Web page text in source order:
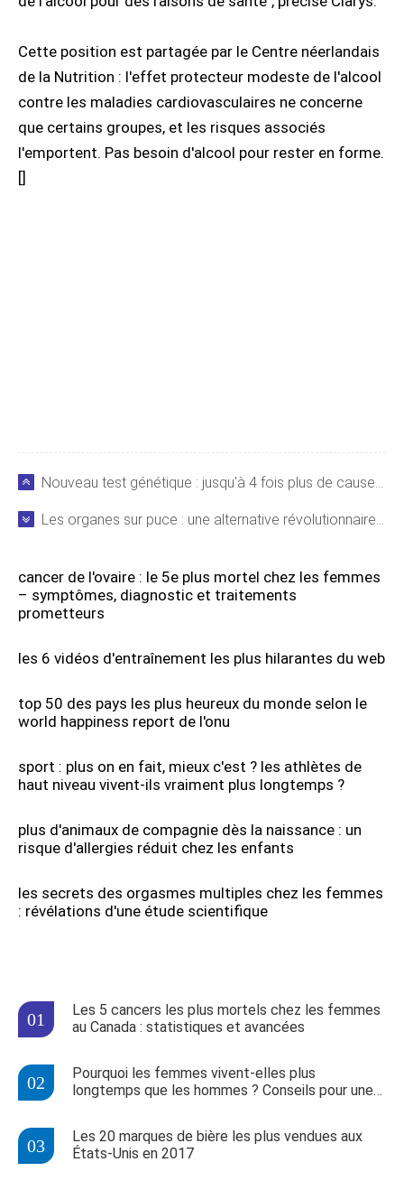
Cette position est partagée par le Centre néerlandais
de la Nutrition : l'effet protecteur modeste de l'alcool
contre les maladies cardiovasculaires ne concerne
que certains groupes, et les risques associés
l'emportent. Pas besoin d'alcool pour rester en forme.
[]
Nouveau test génétique : jusqu'à 4 fois plus de causes de surdité détectées
Les organes sur puce : une alternative révolutionnaire aux tests sur animaux ?
cancer de l'ovaire : le 5e plus mortel chez les femmes
– symptômes, diagnostic et traitements
prometteurs
les 6 vidéos d'entraînement les plus hilarantes du web
top 50 des pays les plus heureux du monde selon le
world happiness report de l'onu
sport : plus on en fait, mieux c'est ? les athlètes de
haut niveau vivent-ils vraiment plus longtemps ?
plus d'animaux de compagnie dès la naissance : un
risque d'allergies réduit chez les enfants
les secrets des orgasmes multiples chez les femmes
: révélations d'une étude scientifique
Les 5 cancers les plus mortels chez les femmes
au Canada : statistiques et avancées
Pourquoi les femmes vivent-elles plus
longtemps que les hommes ? Conseils pour une
Les 20 marques de bière les plus vendues aux
États-Unis en 2017